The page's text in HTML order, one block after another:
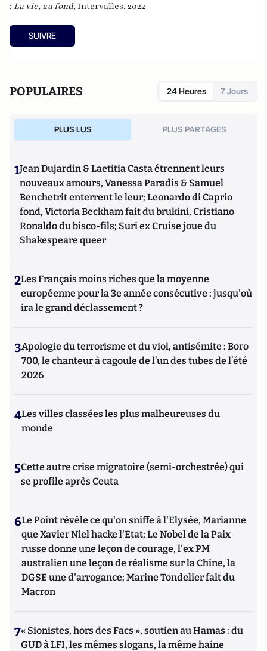
: La vie, au fond, Intervalles, 2022
SUIVRE
POPULAIRES 24 Heures 7 Jours
PLUS LUS PLUS PARTAGES
1Jean Dujardin & Laetitia Casta étrennent leurs
nouveaux amours, Vanessa Paradis & Samuel
Benchetrit enterrent le leur; Leonardo di Caprio
fond, Victoria Beckham fait du brukini, Cristiano
Ronaldo du bisco-fils; Suri ex Cruise joue du
Shakespeare queer
2Les Français moins riches que la moyenne
européenne pour la 3e année consécutive : jusqu'où
ira le grand déclassement ?
3Apologie du terrorisme et du viol, antisémite : Boro
700, le chanteur à cagoule de l’un des tubes de l’été
2026
4Les villes classées les plus malheureuses du
monde
5Cette autre crise migratoire (semi-orchestrée) qui
se profile après Ceuta
6Le Point révèle ce qu'on sniffe à l'Elysée, Marianne
que Xavier Niel hacke l'Etat; Le Nobel de la Paix
russe donne une leçon de courage, l'ex PM
australien une leçon de réalisme sur la Chine, la
DGSE une d'arrogance; Marine Tondelier fait du
Macron
7« Sionistes, hors des Facs », soutien au Hamas : du
GUD à LFI, les mêmes slogans, la même haine